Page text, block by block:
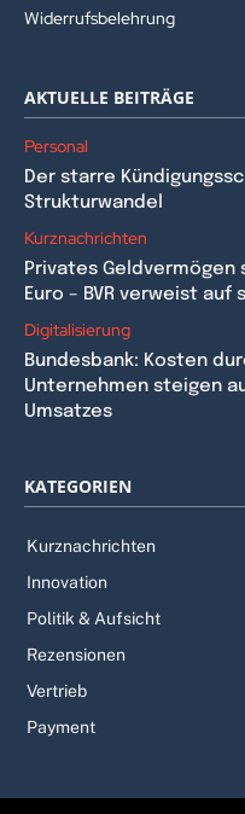
Widerrufsbelehrung
AKTUELLE BEITRÄGE
Personal
Der starre
Strukturwandel
Kurznachrichten
Privates
Euro – BVR verweist auf
Digitalisierung
Bundesbank: Kosten
Unternehmen steigen
Umsatzes
KATEGORIEN
Kurznachrichten
Innovation
Politik & Aufsicht
Rezensionen
Vertrieb
Payment